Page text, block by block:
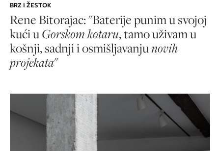
BRZ I ŽESTOK
Rene Bitorajac: "Baterije punim u svojoj
kući uGorskom kotaru, tamo uživam u
košnji, sadnji i osmišljavanjunovih
projekata"